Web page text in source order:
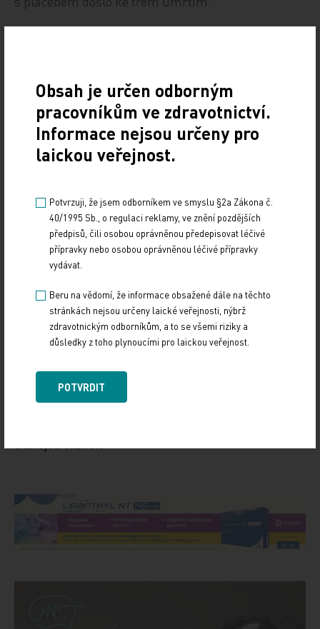
augmentační a udržovací léčbu u dospělých s
deficitem alfa‑1 antitrypsinu, u nichž došlo ke
klinickým známkám plicního emfyzému. V
současnosti probíhá registrační proces u Evropské
Inhibitor alfa‑1 proteázy je kontraindikován u
pacientů se závažnou systémovou reakcí na tento
přípravek nebo na protein A1‑PI, včetně anafylaxe v
anamnéze. V důsledku rizika závažné alergické
reakce je přípravek kontraindikován rovněž u
pacientů s deficiencí imunoglobulinů A s
přítomností protilátek proti IgA.
Zdroj: Medical Tribune
Obsah je určen odborným
pracovníkům ve zdravotnictví.
Informace nejsou určeny pro
laickou veřejnost.
Potvrzuji, že jsem odborníkem ve smyslu §2a Zákona č.
40/1995 Sb., o regulaci reklamy, ve znění pozdějších
předpisů, čili osobou oprávněnou předepisovat léčivé
přípravky nebo osobou oprávněnou léčivé přípravky
vydávat.
Beru na vědomí, že informace obsažené dále na těchto
stránkách nejsou určeny laické veřejnosti, nýbrž
zdravotnickým odborníkům, a to se všemi riziky a
důsledky z toho plynoucími pro laickou veřejnost.
POTVRDIT